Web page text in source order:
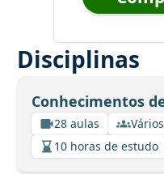
Disciplinas
Conhecimentos
28 aulas
10 horas de estudo